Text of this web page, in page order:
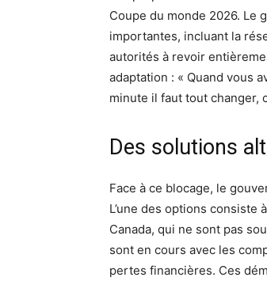
Coupe du monde 2026. Le
importantes, incluant la
autorités à revoir
adaptation : « Quand vous
minute il faut tout changer,
Des solutions
Face à ce blocage, le
L’une des options
Canada, qui ne sont pas
sont en cours avec les
pertes financières. Ces